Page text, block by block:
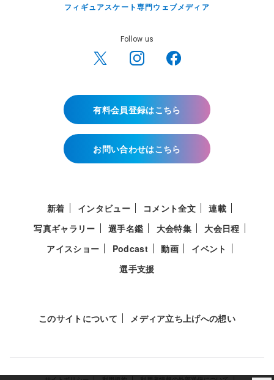
フィギュアスケート専門ウェブメディア
Follow us
有料会員登録はこちら
お問い合わせはこちら
新着 インタビュー コメント全文
連載
写真ギャラリー
選手名鑑 大会特集
大会日程
アイスショー
Podcast 動画
イベント
選手支援
このサイトについて メディア立ち上げへの想い